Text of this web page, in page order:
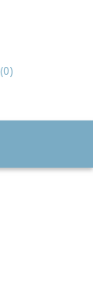
(0)